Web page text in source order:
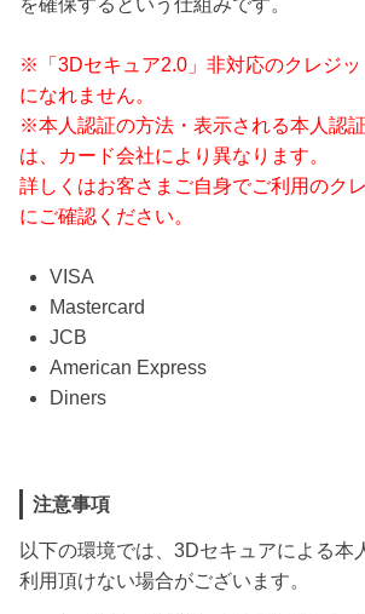
※「3Dセキュア2.0」非対応のクレジッ
になれません。
※本人認証の方法・表示される本人認
は、
カード会社により異なります。
詳しくはお客さまご自身でご利用のク
にご確認ください。
VISA
Mastercard
JCB
American Express
Diners
注意事項
以下の環境では、3Dセキュアによる本
利用頂けない場合がございます。